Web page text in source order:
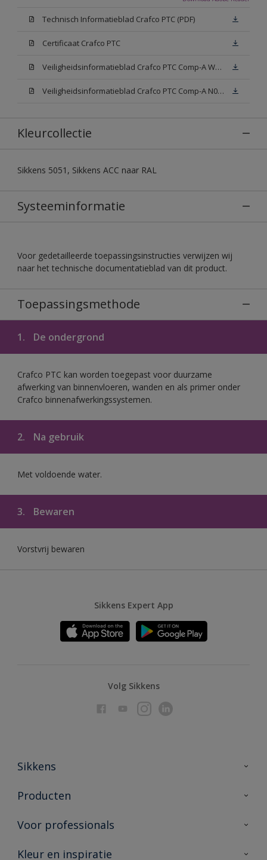
Technisch Informatieblad Crafco PTC (PDF)
Certificaat Crafco PTC
Veiligheidsinformatieblad Crafco PTC Comp-A W05 (MSDS)
Veiligheidsinformatieblad Crafco PTC Comp-A N00 (MSDS)
Kleurcollectie
Sikkens 5051, Sikkens ACC naar RAL
Systeeminformatie
Voor gedetailleerde toepassingsinstructies verwijzen wij
naar het technische documentatieblad van dit product.
Toepassingsmethode
1. De ondergrond
Crafco PTC kan worden toegepast voor duurzame
afwerking van binnenvloeren, wanden en als primer onder
Crafco binnenafwerkingssystemen.
2. Na gebruik
Met voldoende water.
3. Bewaren
Vorstvrij bewaren
Sikkens Expert App
Volg Sikkens
Sikkens
Over Sikkens
Duurzaamheid
Producten
Producten voor binnen
Vind je verkooppunt
Voor professionals
Advies & service
Kleur en inspiratie